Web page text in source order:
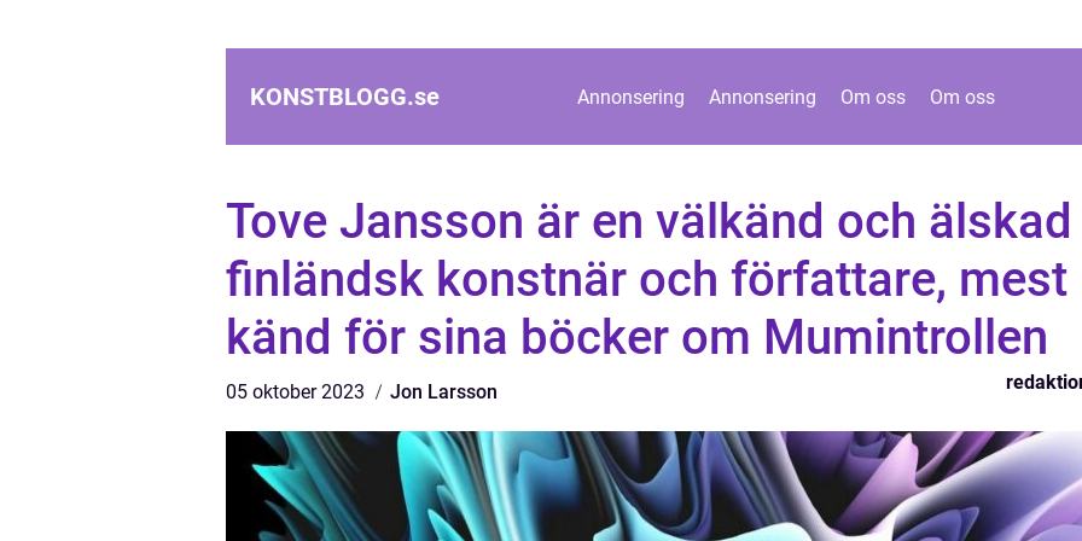
KONSTBLOGG.se Annonsering Annonsering Om oss Om oss
Tove Jansson är en välkänd och älskad
finländsk konstnär och författare, mest
känd för sina böcker om Mumintrollen
05 oktober 2023 Jon Larsson